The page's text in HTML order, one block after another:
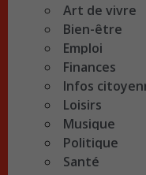
Art de vivre
Bien-être
Emploi
Finances
Infos
Loisirs
Musique
Politique
Santé